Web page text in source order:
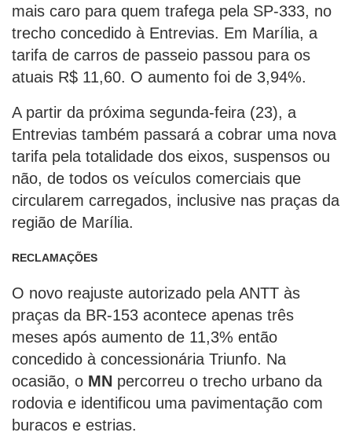
mais caro para quem trafega pela SP-333, no
trecho concedido à Entrevias. Em Marília, a
tarifa de carros de passeio passou para os
atuais R$ 11,60. O aumento foi de 3,94%.
A partir da próxima segunda-feira (23), a
Entrevias também passará a cobrar uma nova
tarifa pela totalidade dos eixos, suspensos ou
não, de todos os veículos comerciais que
circularem carregados, inclusive nas praças da
região de Marília.
RECLAMAÇÕES
O novo reajuste autorizado pela ANTT às
praças da BR-153 acontece apenas três
meses após aumento de 11,3% então
concedido à concessionária Triunfo. Na
ocasião, o MN percorreu o trecho urbano da
rodovia e identificou uma pavimentação com
buracos e estrias.